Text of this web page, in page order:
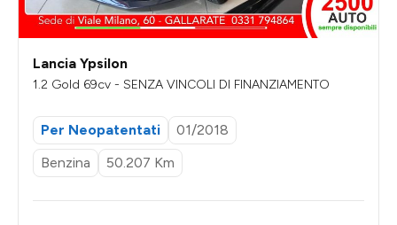
Lancia Ypsilon
1.2 Gold 69cv - SENZA VINCOLI DI FINANZIAMENTO
Per Neopatentati
01/2018
Benzina
50.207 Km